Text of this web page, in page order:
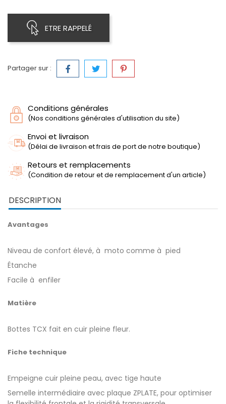
ETRE RAPPELÉ
Partager sur :
Conditions générales
(Nos conditions générales d'utilisation du site)
Envoi et livraison
(Délai de livraison et frais de port de notre boutique)
Retours et remplacements
(Condition de retour et de remplacement d'un article)
DESCRIPTION
Avantages
Niveau de confort élevé, à moto comme à pied
Étanche
Facile à enfiler
Matière
Bottes TCX fait en cuir pleine fleur.
Fiche technique
Empeigne cuir pleine peau, avec tige haute
Semelle intermédiaire avec plaque ZPLATE, pour optimiser